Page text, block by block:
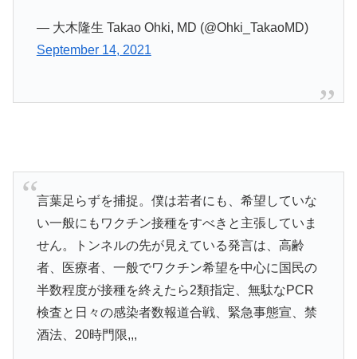
— 大木隆生 Takao Ohki, MD (@Ohki_TakaoMD)
September 14, 2021
言葉足らずを捕捉。僕は若者にも、希望していな
い一般にもワクチン接種をすべきと主張していま
せん。トンネルの先が見えている発言は、高齢
者、医療者、一般でワクチン希望を中心に国民の
半数程度が接種を終えたら2類指定、無駄なPCR
検査と日々の感染者数報道合戦、緊急事態宣、禁
酒法、20時門限,,,